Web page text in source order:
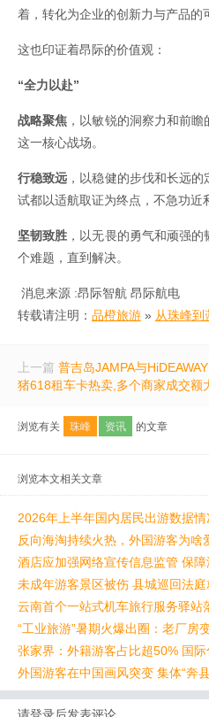
着，转化为企业的创新力与产品的
这也印证着昂际的价值观：
“全力以赴”
战略聚焦 ，以敏锐的洞察力和前
这一核心战场。
行稳致远 ，以稳健的步伐和长远
试都以适航取证为终点，不急功近
坚韧致胜 ，以无畏的勇气和顽强
个难题，直到解决。
消息来源 :昂际智航 昂际航电
转载请注明： 品橙旅游 » 从珠峰到
上一篇 普吉岛JAMPA与
猪618租车卡热卖,多个商家成交额
浏览有关 珠峰 资讯 的文章
浏览本文相关文章
2026年上半年国内居民出游数据情
反向海淘持续火热，外国游客为啥
酒店应加强网络宣传信息监管 保
未成年游客景区被伤 县城巡回法庭
云南首个一站式机车旅行服务驿站
“工业旅游”暑期火爆出圈：老厂房
张家界：外籍游客占比超50% 国
外国游客在中国画风突变 集体“奔
请登录后发表评论